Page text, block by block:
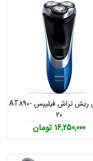
ماشین ریش تراش فیلیپس AT890-
20
16,250,000 تومان